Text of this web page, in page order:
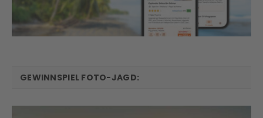
GEWINNSPIEL FOTO-JAGD: